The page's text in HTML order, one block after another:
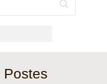
Postes